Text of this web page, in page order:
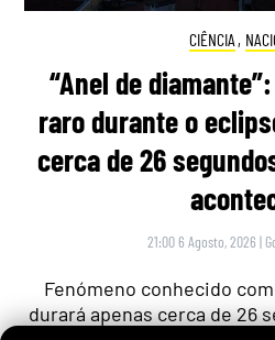
CIÊNCIA ,
“Anel de
raro durante o
cerca de 26
21:00 6 Agosto, 2026 |
Fenómeno conhecido
durará apenas cerca de 26